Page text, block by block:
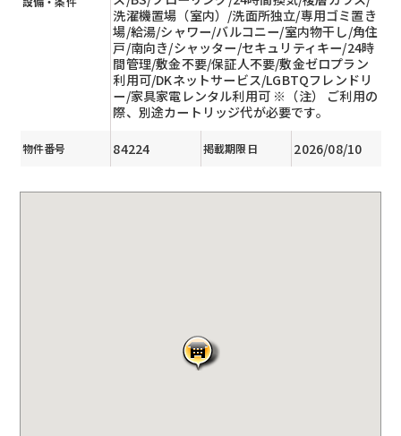
洗濯機置場（室内）/洗面所独立/専用ゴミ置き
場/給湯/シャワー/バルコニー/室内物干し/角住
戸/南向き/シャッター/セキュリティキー/24時
間管理/敷金不要/保証人不要/敷金ゼロプラン
利用可/DKネットサービス/LGBTQフレンドリ
ー/家具家電レンタル利用可 ※（注） ご利用の
際、別途カートリッジ代が必要です。
物件番号 84224 掲載期限日 2026/08/10